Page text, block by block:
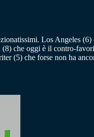
Los Angeles
che oggi è il contro-
(5) che forse non ha